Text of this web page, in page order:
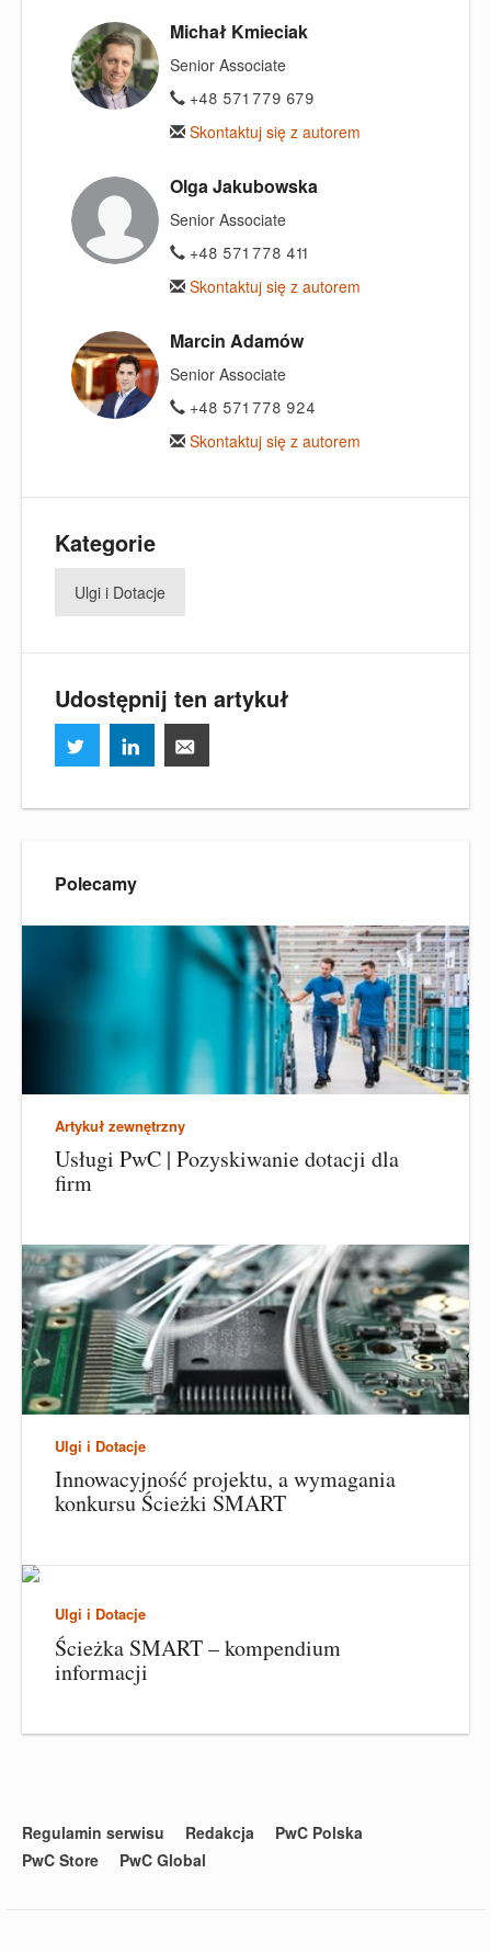
Michał Kmieciak
Senior Associate
+48 571 779 679
Skontaktuj się z autorem
Olga Jakubowska
Senior Associate
+48 571 778 411
Skontaktuj się z autorem
Marcin Adamów
Senior Associate
+48 571 778 924
Skontaktuj się z autorem
Kategorie
Ulgi i Dotacje
Udostępnij ten artykuł
Polecamy
Artykuł zewnętrzny
Usługi PwC | Pozyskiwanie dotacji dla
firm
Ulgi i Dotacje
Innowacyjność projektu, a wymagania
konkursu Ścieżki SMART
Ulgi i Dotacje
Ścieżka SMART – kompendium
informacji
Regulamin serwisu Redakcja
PwC Polska
PwC Store
PwC Global